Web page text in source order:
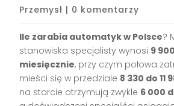
Przemysł | 0 komentarzy
Ile zarabia automatyk w Polsce?
stanowiska specjalisty wynosi 9
miesięcznie, przy czym połowa
mieści się w przedziale 8 330 do 11
na starcie otrzymują zwykle 6 000